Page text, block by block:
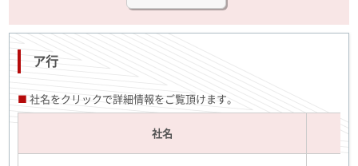
ア行
社名をクリックで詳細情報をご覧頂けます。
社名